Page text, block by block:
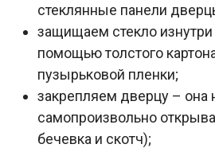
стеклянные панели
защищаем стекло
помощью толстого
пузырьковой пленки;
закрепляем дверцу – она
самопроизвольно
бечевка и скотч);